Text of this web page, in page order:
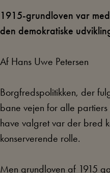
1915-grundloven var
den demokratiske
Af Hans Uwe Petersen
Borgfredspolitikken, der
bane vejen for alle
have valgret var der bred
konserverende rolle.
Men grundloven af 1915